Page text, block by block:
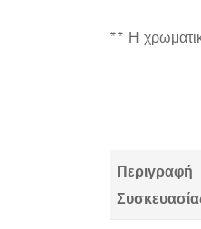
** Η
Περιγραφή